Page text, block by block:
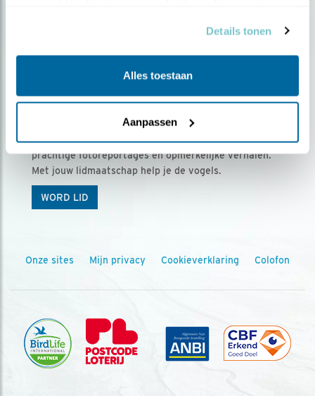
Details tonen
Alles toestaan
Aanpassen
Ontvang 5 x Vogels voor € 36,00 per jaar
Vogels is het tijdschrift voor onze leden, met
prachtige fotoreportages en opmerkelijke verhalen.
Met jouw lidmaatschap help je de vogels.
WORD LID
Onze sites Mijn privacy Cookieverklaring Colofon